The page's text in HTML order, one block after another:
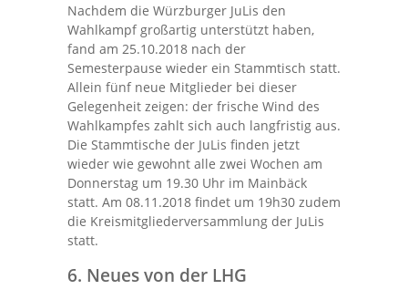
Nachdem die Würzburger JuLis den
Wahlkampf großartig unterstützt haben,
fand am 25.10.2018 nach der
Semesterpause wieder ein Stammtisch statt.
Allein fünf neue Mitglieder bei dieser
Gelegenheit zeigen: der frische Wind des
Wahlkampfes zahlt sich auch langfristig aus.
Die Stammtische der JuLis finden jetzt
wieder wie gewohnt alle zwei Wochen am
Donnerstag um 19.30 Uhr im Mainbäck
statt. Am 08.11.2018 findet um 19h30 zudem
die Kreismitgliederversammlung der JuLis
statt.
6. Neues von der LHG